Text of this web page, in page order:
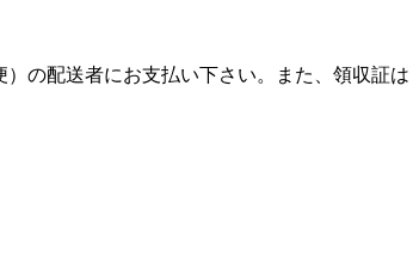
の配送者にお支払い下さい。また、領収証は